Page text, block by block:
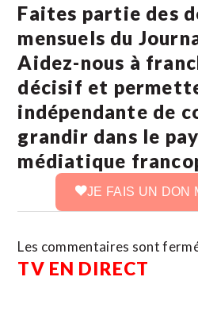
Faites partie des
mensuels du
Aidez-nous à
décisif et
indépendante de
grandir dans le
médiatique
JE FAIS UN DON
Les commentaires sont
TV EN DIRECT